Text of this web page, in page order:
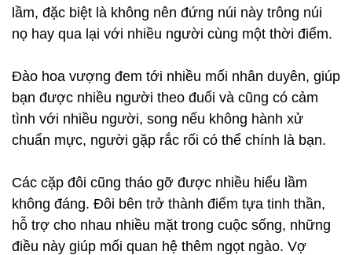
lầm, đặc biệt là không nên đứng núi này trông núi
nọ hay qua lại với nhiều người cùng một thời điểm.
Đào hoa vượng đem tới nhiều mối nhân duyên, giúp
bạn được nhiều người theo đuổi và cũng có cảm
tình với nhiều người, song nếu không hành xử
chuẩn mực, người gặp rắc rối có thể chính là bạn.
Các cặp đôi cũng tháo gỡ được nhiều hiểu lầm
không đáng. Đôi bên trở thành điểm tựa tinh thần,
hỗ trợ cho nhau nhiều mặt trong cuộc sống, những
điều này giúp mối quan hệ thêm ngọt ngào. Vợ